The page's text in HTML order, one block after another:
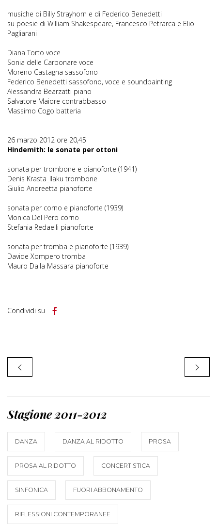
musiche di Billy Strayhorn e di Federico Benedetti
su poesie di William Shakespeare, Francesco Petrarca e Elio
Pagliarani
Diana Torto voce
Sonia delle Carbonare voce
Moreno Castagna sassofono
Federico Benedetti sassofono, voce e soundpainting
Alessandra Bearzatti piano
Salvatore Maiore contrabbasso
Massimo Cogo batteria
26 marzo 2012 ore 20,45
Hindemith: le sonate per ottoni
sonata per trombone e pianoforte (1941)
Denis Krasta_llaku trombone
Giulio Andreetta pianoforte
sonata per corno e pianoforte (1939)
Monica Del Pero corno
Stefania Redaelli pianoforte
sonata per tromba e pianoforte (1939)
Davide Xompero tromba
Mauro Dalla Massara pianoforte
Condividi su
Stagione 2011-2012
DANZA DANZA AL RIDOTTO PROSA
PROSA AL RIDOTTO CONCERTISTICA
SINFONICA FUORI ABBONAMENTO
RIFLESSIONI CONTEMPORANEE